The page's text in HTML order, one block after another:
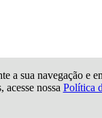
a sua navegação
nossa Política